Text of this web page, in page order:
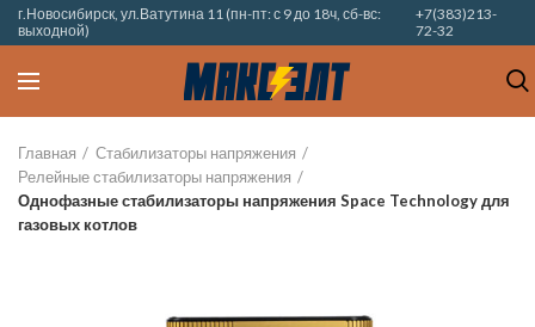
г.Новосибирск, ул.Ватутина 11 (пн-пт: с 9 до 18ч, сб-вс:
выходной)
+7(383)213-
72-32
Главная
Стабилизаторы напряжения
Релейные стабилизаторы напряжения
Однофазные стабилизаторы напряжения Space Technology для
газовых котлов